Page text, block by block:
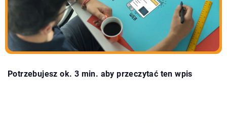
Potrzebujesz ok. 3 min. aby przeczytać ten wpis